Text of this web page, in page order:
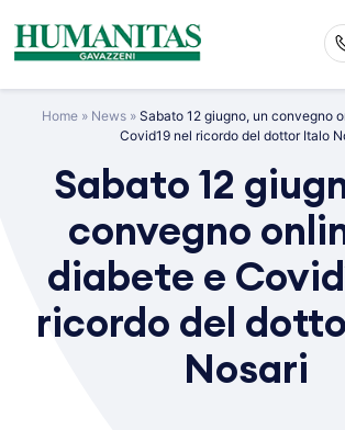
content
Home» News» Sabato 12 giugno, un convegno
Covid19 nel ricordo del dottor Italo
Sabato 12
convegno
diabete e
ricordo del
Nosari